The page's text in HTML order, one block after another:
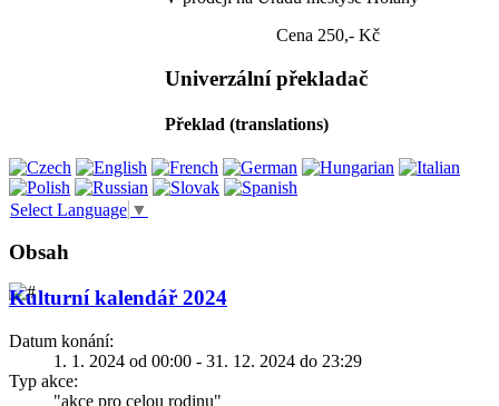
Cena 250,- Kč
Univerzální překladač
Překlad (translations)
Select Language ▼
Obsah
Kulturní kalendář 2024
Datum konání:
1. 1. 2024 od 00:00 - 31. 12. 2024 do 23:29
Typ akce:
"akce pro celou rodinu"